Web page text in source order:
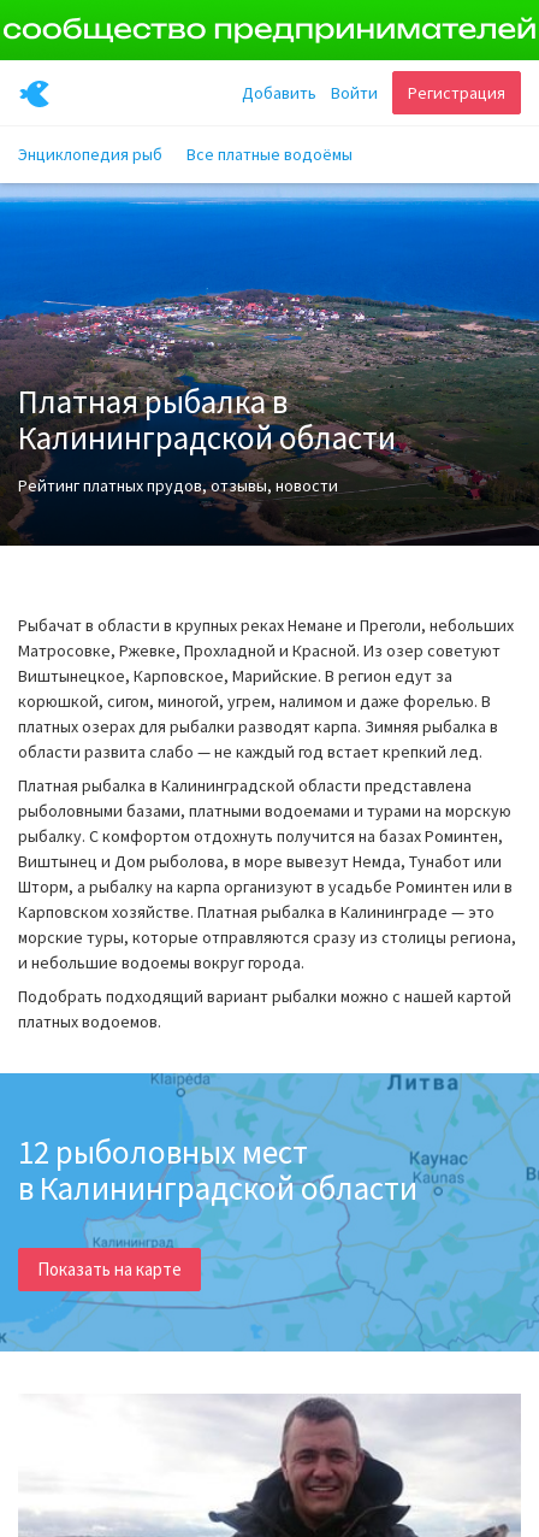
Регистрация
Войти
Добавить
Энциклопедия рыб Все платные водоёмы
Платная рыбалка в
Калининградской области
Рейтинг платных прудов, отзывы, новости
Рыбачат в области в крупных реках Немане и Преголи, небольших
Матросовке, Ржевке, Прохладной и Красной. Из озер советуют
Виштынецкое, Карповское, Марийские. В регион едут за
корюшкой, сигом, миногой, угрем, налимом и даже форелью. В
платных озерах для рыбалки разводят карпа. Зимняя рыбалка в
области развита слабо — не каждый год встает крепкий лед.
Платная рыбалка в Калининградской области представлена
рыболовными базами, платными водоемами и турами на морскую
рыбалку. С комфортом отдохнуть получится на базах Роминтен,
Виштынец и Дом рыболова, в море вывезут Немда, Тунабот или
Шторм, а рыбалку на карпа организуют в усадьбе Роминтен или в
Карповском хозяйстве. Платная рыбалка в Калининграде — это
морские туры, которые отправляются сразу из столицы региона,
и небольшие водоемы вокруг города.
Подобрать подходящий вариант рыбалки можно с нашей картой
платных водоемов.
12 рыболовных мест
в Калининградской области
Показать на карте